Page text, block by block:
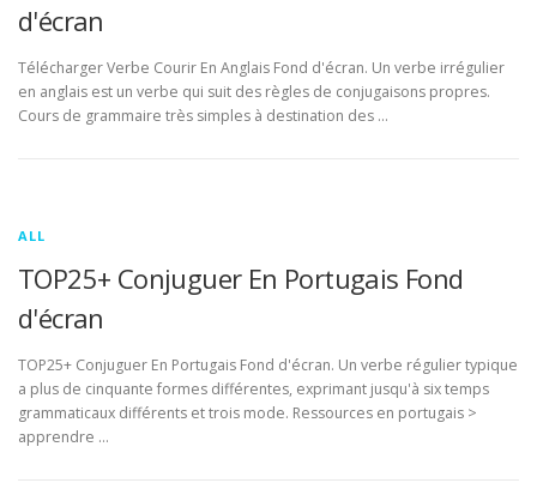
d'écran
Télécharger Verbe Courir En Anglais Fond d'écran. Un verbe irrégulier
en anglais est un verbe qui suit des règles de conjugaisons propres.
Cours de grammaire très simples à destination des …
ALL
TOP25+ Conjuguer En Portugais Fond
d'écran
TOP25+ Conjuguer En Portugais Fond d'écran. Un verbe régulier typique
a plus de cinquante formes différentes, exprimant jusqu'à six temps
grammaticaux différents et trois mode. Ressources en portugais >
apprendre …